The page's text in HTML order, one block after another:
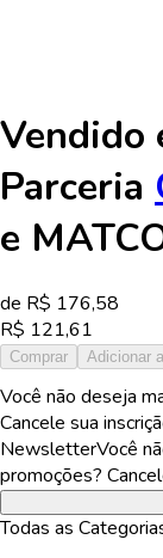
Vendido
Parceria
e
de R$ 176,58
R$ 121,61
Comprar Adicionar
Você não deseja
Cancele sua
NewsletterVocê
promoções?
Todas as